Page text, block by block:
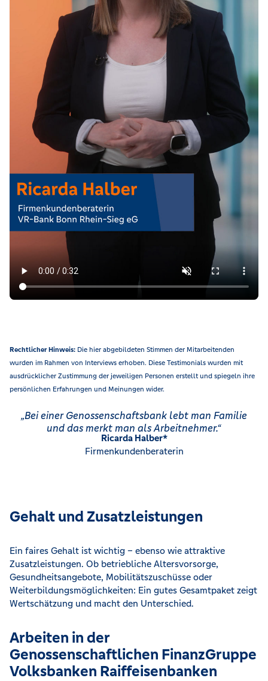
Rechtlicher Hinweis: Die hier abgebildeten Stimmen der Mitarbeitenden
wurden im Rahmen von Interviews erhoben. Diese Testimonials wurden mit
ausdrücklicher Zustimmung der jeweiligen Personen erstellt und spiegeln ihre
persönlichen Erfahrungen und Meinungen wider.
„Bei einer Genossenschaftsbank lebt man Familie
und das merkt man als Arbeitnehmer.“
Ricarda Halber*
Firmenkundenberaterin
Gehalt und Zusatzleistungen
Ein faires Gehalt ist wichtig – ebenso wie attraktive
Zusatzleistungen. Ob betriebliche Altersvorsorge,
Gesundheitsangebote, Mobilitätszuschüsse oder
Weiterbildungsmöglichkeiten: Ein gutes Gesamtpaket zeigt
Wertschätzung und macht den Unterschied.
Arbeiten in der
Genossenschaftlichen FinanzGruppe
Volksbanken Raiffeisenbanken